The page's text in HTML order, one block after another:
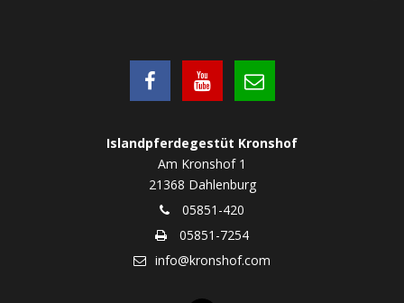
Islandpferdegestüt Kronshof
Am Kronshof 1
21368 Dahlenburg
05851-420
05851-7254
info@kronshof.com